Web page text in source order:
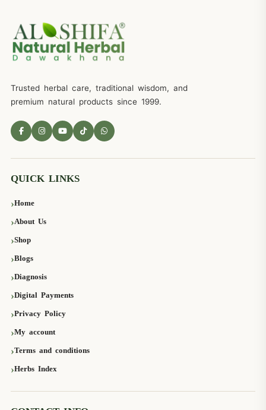
Trusted herbal care, traditional wisdom, and
premium natural products since 1999.
QUICK LINKS
Home
About Us
Shop
Blogs
Diagnosis
Digital Payments
Privacy Policy
My account
Terms and conditions
Herbs Index